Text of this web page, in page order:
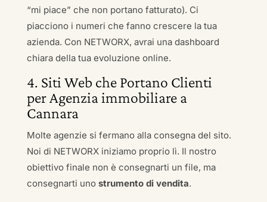
“mi piace” che non portano fatturato). Ci
piacciono i numeri che fanno crescere la tua
azienda. Con NETWORX, avrai una dashboard
chiara della tua evoluzione online.
4. Siti Web che Portano Clienti
per Agenzia immobiliare a
Cannara
Molte agenzie si fermano alla consegna del sito.
Noi di NETWORX iniziamo proprio lì. Il nostro
obiettivo finale non è consegnarti un file, ma
consegnarti uno strumento di vendita.